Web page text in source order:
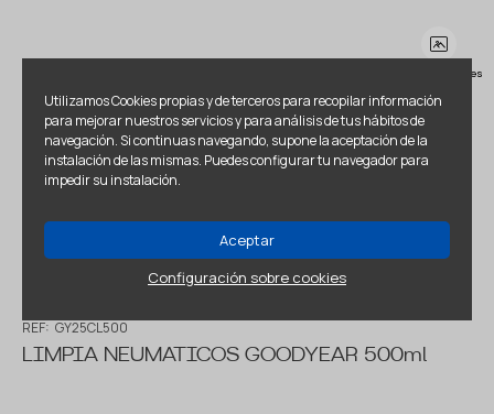
Utilizamos Cookies propias y de terceros para recopilar información
para mejorar nuestros servicios y para análisis de tus hábitos de
navegación. Si continuas navegando, supone la aceptación de la
instalación de las mismas. Puedes configurar tu navegador para
impedir su instalación.
Aceptar
Configuración sobre cookies
REF: GY25CL500
LIMPIA NEUMATICOS GOODYEAR 500ml
Ver más imágenes